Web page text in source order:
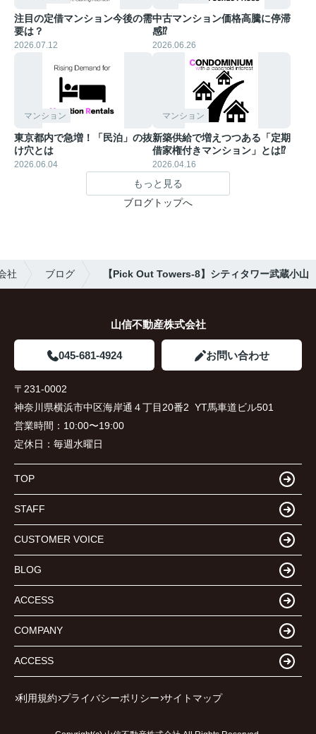
注目の定借マンション今後の需
要は？
2026.07.12
中古マンション価格高騰に停滞
感⁉︎
2026.06.26
マンション
東京都内で急増！「民泊」の抜
け穴とは
2026.06.04
マンション
新築供給で増えつつある「定期
借家権付きマンション」とは⁉︎
2026.04.16
もっと見る
ブログトップへ
社 ブログ 【Pick Out Towers-8】シティタワー武蔵小山
山信不動産株式会社
045-681-4924 お問い合わせ
〒231-0002
神奈川県横浜市中区海岸通４丁目20番2 YT馬車道ビル501
営業時間： 10:00〜19:00
定休日： 毎週水曜日
TOP
STAFF
CUSTOMER VOICE
BLOG
ACCESS
COMPANY
ACCESS
利用規約 プライバシーポリシー サイトマップ